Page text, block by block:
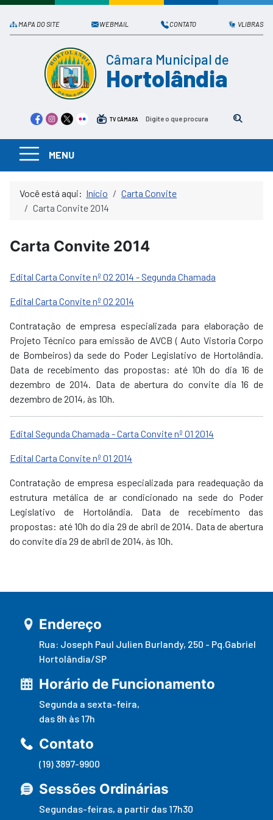
MAPA DO SITE WEBMAIL CONTATO VLIBRAS
Câmara Municipal de
Hortolândia
TV CÂMARA
MENU
Você está aqui: Início
Carta Convite
Carta Convite 2014
Carta Convite 2014
Edital Carta Convite nº 02 2014 - Segunda Chamada
Edital Carta Convite nº 02 2014
Contratação de empresa especializada para elaboração de
Projeto Técnico para emissão de AVCB ( Auto Vistoria Corpo
de Bombeiros) da sede do Poder Legislativo de Hortolândia.
Data de recebimento das propostas: até 10h do dia 16 de
dezembro de 2014. Data de abertura do convite dia 16 de
dezembro de 2014, às 10h.
Edital Segunda Chamada - Carta Convite nº 01 2014
Edital Carta Convite nº 01 2014
Contratação de empresa especializada para readequação da
estrutura metálica de ar condicionado na sede do Poder
Legislativo de Hortolândia. Data de recebimento das
propostas: até 10h do dia 29 de abril de 2014. Data de abertura
do convite dia 29 de abril de 2014, às 10h.
Endereço
Rua: Joseph Paul Julien Burlandy, 250 - Pq.Gabriel
Hortolândia/SP
Horário de Funcionamento
Segunda a sexta-feira,
das 8h às 17h
Contato
(19) 3897-9900
Sessões Ordinárias
Segundas-feiras, a partir das 17h30